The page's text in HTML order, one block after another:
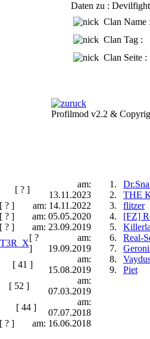
Daten zu :
Clan Name
Clan Tag :
Clan Seite :
Profilmod v2.2 &
[ ? ]
am:
13.11.2023
[ ? ]
am: 14.11.2022
[ ? ]
am: 05.05.2020
[ ? ]
am: 23.09.2019
[ ?
]
am:
19.09.2019
[ 41 ]
am:
15.08.2019
[ 52 ]
am:
07.03.2019
[ 44 ]
am:
07.07.2018
[ ? ] am: 16.06.2018
1.
2.
THE
3.
flitzer
4.
[FZ]
5.
6.
Real-
7.
8.
9.
Piet